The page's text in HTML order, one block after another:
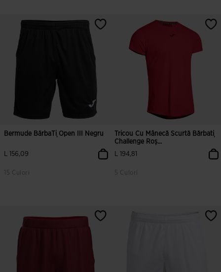
5 din 5 evaluări ale clienților 5 din 5 evaluări ale clienților
Bermude BărbaȚi Open III Negru
L 156,09
15 Culori
Tricou Cu Mânecă Scurtă Bărbați
Challenge Roș...
L 194,81
5 Culori
5 din 5 evaluări ale clienților